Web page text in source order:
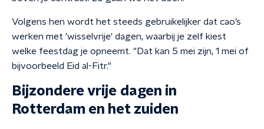
Volgens hen wordt het steeds gebruikelijker dat cao’s
werken met 'wisselvrije' dagen, waarbij je zelf kiest
welke feestdag je opneemt. "Dat kan 5 mei zijn, 1 mei of
bijvoorbeeld Eid al-Fitr."
Bijzondere vrije dagen in
Rotterdam en het zuiden